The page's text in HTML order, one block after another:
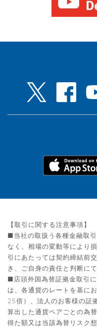
【取引に関する注意事項】
■当社の取扱う各種金融取
なく、相場の変動等により
引にあたっては契約締結前
き、ご自身の責任と判断に
■店頭外国為替証拠金取引
は、各通貨のレートを基に
25倍）、法人のお客様の証
算出した通貨ペアごとの為
得た額又は当該為替リスク